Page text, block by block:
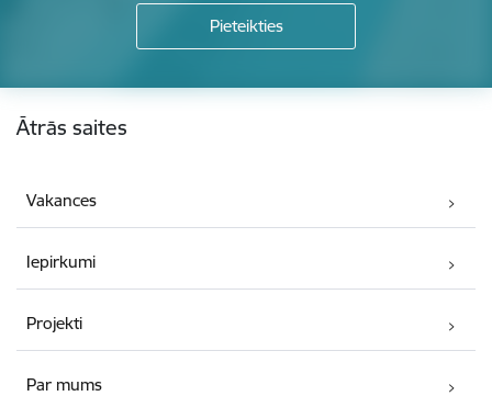
Kājene
Ātrās saites
Vakances
Iepirkumi
Projekti
Par mums